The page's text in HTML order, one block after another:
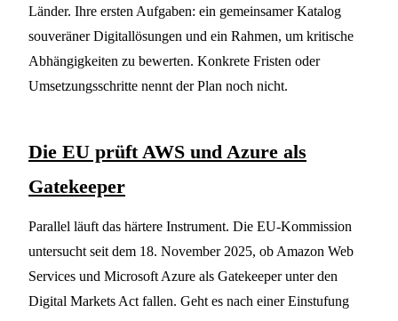
Länder. Ihre ersten Aufgaben: ein gemeinsamer Katalog
souveräner Digitallösungen und ein Rahmen, um kritische
Abhängigkeiten zu bewerten. Konkrete Fristen oder
Umsetzungsschritte nennt der Plan noch nicht.
Die EU prüft AWS und Azure als
Gatekeeper
Parallel läuft das härtere Instrument. Die EU-Kommission
untersucht seit dem 18. November 2025, ob Amazon Web
Services und Microsoft Azure als Gatekeeper unter den
Digital Markets Act fallen. Geht es nach einer Einstufung